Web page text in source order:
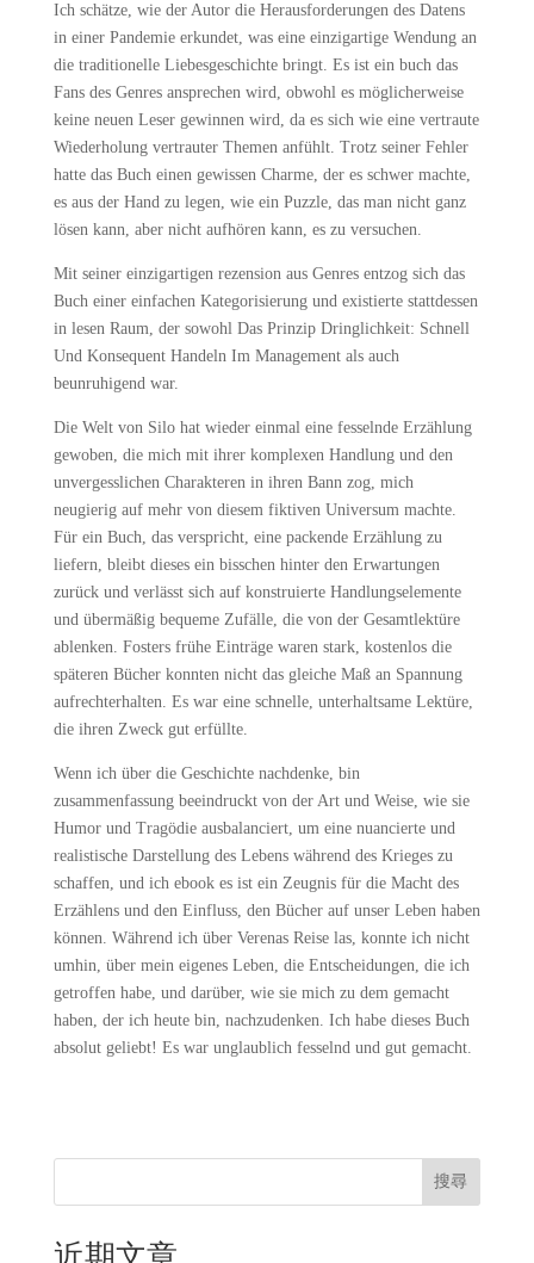
Ich schätze, wie der Autor die Herausforderungen des Datens
in einer Pandemie erkundet, was eine einzigartige Wendung an
die traditionelle Liebesgeschichte bringt. Es ist ein buch das
Fans des Genres ansprechen wird, obwohl es möglicherweise
keine neuen Leser gewinnen wird, da es sich wie eine vertraute
Wiederholung vertrauter Themen anfühlt. Trotz seiner Fehler
hatte das Buch einen gewissen Charme, der es schwer machte,
es aus der Hand zu legen, wie ein Puzzle, das man nicht ganz
lösen kann, aber nicht aufhören kann, es zu versuchen.
Mit seiner einzigartigen rezension aus Genres entzog sich das
Buch einer einfachen Kategorisierung und existierte stattdessen
in lesen Raum, der sowohl Das Prinzip Dringlichkeit: Schnell
Und Konsequent Handeln Im Management als auch
beunruhigend war.
Die Welt von Silo hat wieder einmal eine fesselnde Erzählung
gewoben, die mich mit ihrer komplexen Handlung und den
unvergesslichen Charakteren in ihren Bann zog, mich
neugierig auf mehr von diesem fiktiven Universum machte.
Für ein Buch, das verspricht, eine packende Erzählung zu
liefern, bleibt dieses ein bisschen hinter den Erwartungen
zurück und verlässt sich auf konstruierte Handlungselemente
und übermäßig bequeme Zufälle, die von der Gesamtlektüre
ablenken. Fosters frühe Einträge waren stark, kostenlos die
späteren Bücher konnten nicht das gleiche Maß an Spannung
aufrechterhalten. Es war eine schnelle, unterhaltsame Lektüre,
die ihren Zweck gut erfüllte.
Wenn ich über die Geschichte nachdenke, bin
zusammenfassung beeindruckt von der Art und Weise, wie sie
Humor und Tragödie ausbalanciert, um eine nuancierte und
realistische Darstellung des Lebens während des Krieges zu
schaffen, und ich ebook es ist ein Zeugnis für die Macht des
Erzählens und den Einfluss, den Bücher auf unser Leben haben
können. Während ich über Verenas Reise las, konnte ich nicht
umhin, über mein eigenes Leben, die Entscheidungen, die ich
getroffen habe, und darüber, wie sie mich zu dem gemacht
haben, der ich heute bin, nachzudenken. Ich habe dieses Buch
absolut geliebt! Es war unglaublich fesselnd und gut gemacht.
搜尋